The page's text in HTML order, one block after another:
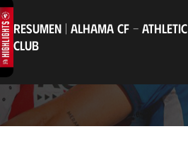
a
n
RESUMEN | ALHAMA CF - ATHLETIC
CLUB